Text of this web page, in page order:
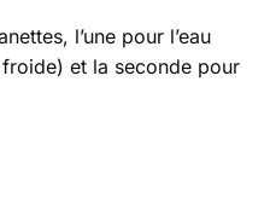
l’une pour l’eau
et la seconde pour